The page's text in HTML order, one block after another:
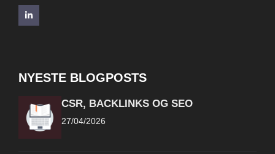
NYESTE BLOGPOSTS
CSR, BACKLINKS OG SEO
27/04/2026